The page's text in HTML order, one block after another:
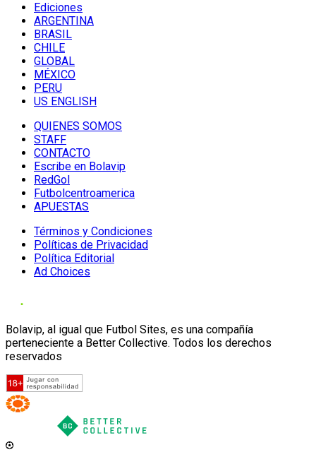
Ediciones
ARGENTINA
BRASIL
CHILE
GLOBAL
MÉXICO
PERU
US ENGLISH
QUIENES SOMOS
STAFF
CONTACTO
Escribe en Bolavip
RedGol
Futbolcentroamerica
APUESTAS
Términos y Condiciones
Políticas de Privacidad
Política Editorial
Ad Choices
Bolavip, al igual que Futbol Sites, es una compañía
perteneciente a Better Collective. Todos los derechos
reservados